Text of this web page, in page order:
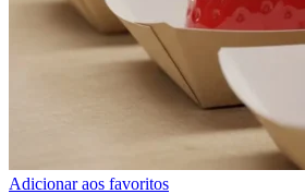
Adicionar aos favoritos